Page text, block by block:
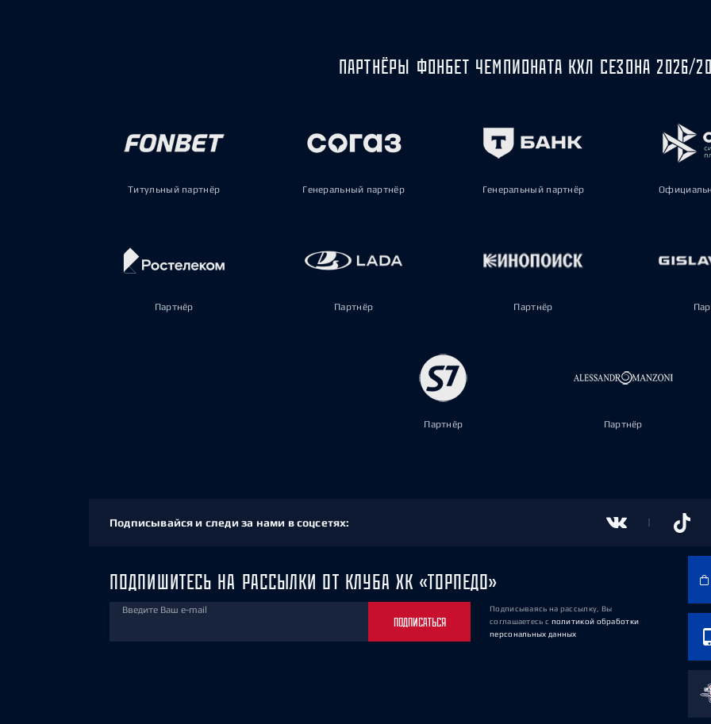
ПАРТНЁРЫ ФОНБЕТ ЧЕМПИОНАТА КХЛ СЕЗОНА 2026/
Титульный партнёр Генеральный партнёр Генеральный партнёр
Партнёр Партнёр Партнёр
Партнёр Партнёр
Подписывайся и следи за нами в соцсетях:
ПОДПИШИТЕСЬ НА РАССЫЛКИ ОТ КЛУБА ХК «ТОРПЕДО»
Введите Ваш e-mail
ПОДПИСАТЬСЯ
Подписываясь на рассылку, Вы
соглашаетесь с политикой обработки
персональных данных